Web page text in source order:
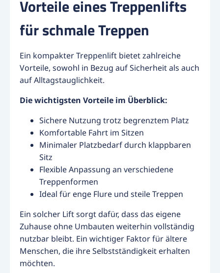
Vorteile eines Treppenlifts
für schmale Treppen
Ein kompakter Treppenlift bietet zahlreiche
Vorteile, sowohl in Bezug auf Sicherheit als auch
auf Alltagstauglichkeit.
Die wichtigsten Vorteile im Überblick:
Sichere Nutzung trotz begrenztem Platz
Komfortable Fahrt im Sitzen
Minimaler Platzbedarf durch klappbaren
Sitz
Flexible Anpassung an verschiedene
Treppenformen
Ideal für enge Flure und steile Treppen
Ein solcher Lift sorgt dafür, dass das eigene
Zuhause ohne Umbauten weiterhin vollständig
nutzbar bleibt. Ein wichtiger Faktor für ältere
Menschen, die ihre Selbstständigkeit erhalten
möchten.